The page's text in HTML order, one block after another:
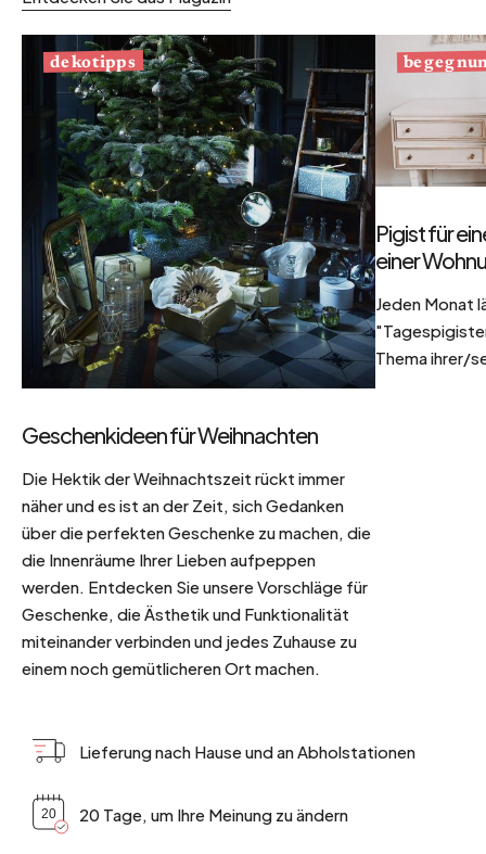
dekotipps
Geschenkideen für Weihnachten
Die Hektik der Weihnachtszeit rückt immer
näher und es ist an der Zeit, sich Gedanken
über die perfekten Geschenke zu machen, die
die Innenräume Ihrer Lieben aufpeppen
werden. Entdecken Sie unsere Vorschläge für
Geschenke, die Ästhetik und Funktionalität
miteinander verbinden und jedes Zuhause zu
einem noch gemütlicheren Ort machen.
Pigist für
einer
Jeden Monat
Thema ihrer/
Lieferung nach Hause und an Abholstationen
20 Tage, um Ihre Meinung zu ändern